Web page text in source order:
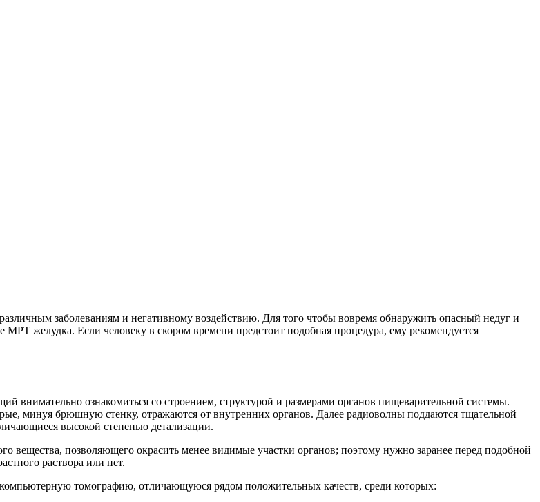
заболеваниям и негативному воздействию. Для того чтобы вовремя обнаружить опасный недуг и
желудка. Если человеку в скором времени предстоит подобная процедура, ему рекомендуется
ознакомиться со строением, структурой и размерами органов пищеварительной системы.
минуя брюшную стенку, отражаются от внутренних органов. Далее радиоволны поддаются тщательной
высокой степенью детализации.
вещества, позволяющего окрасить менее видимые участки органов; поэтому нужно заранее перед подобной
раствора или нет.
томографию, отличающуюся рядом положительных качеств, среди которых: